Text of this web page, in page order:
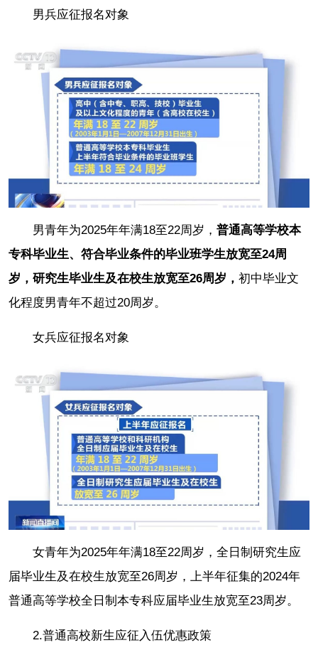
男兵应征报名对象
男青年为2025年年满18至22周岁， 普通高等学校本
专科毕业生、符合毕业条件的毕业班学生放宽至24周
岁，研究生毕业生及在校生放宽至26周岁， 初中毕业文
化程度男青年不超过20周岁。
女兵应征报名对象
女青年为2025年年满18至22周岁，全日制研究生应
届毕业生及在校生放宽至26周岁，上半年征集的2024年
普通高等学校全日制本专科应届毕业生放宽至23周岁。
2.普通高校新生应征入伍优惠政策